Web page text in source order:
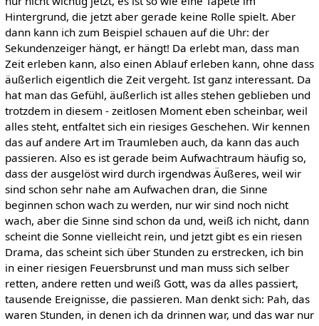
Hintergrund, die jetzt aber gerade keine Rolle spielt. Aber
dann kann ich zum Beispiel schauen auf die Uhr: der
Sekundenzeiger hängt, er hängt! Da erlebt man, dass man
Zeit erleben kann, also einen Ablauf erleben kann, ohne dass
äußerlich eigentlich die Zeit vergeht. Ist ganz interessant. Da
hat man das Gefühl, äußerlich ist alles stehen geblieben und
trotzdem in diesem - zeitlosen Moment eben scheinbar, weil
alles steht, entfaltet sich ein riesiges Geschehen. Wir kennen
das auf andere Art im Traumleben auch, da kann das auch
passieren. Also es ist gerade beim Aufwachtraum häufig so,
dass der ausgelöst wird durch irgendwas Äußeres, weil wir
sind schon sehr nahe am Aufwachen dran, die Sinne
beginnen schon wach zu werden, nur wir sind noch nicht
wach, aber die Sinne sind schon da und, weiß ich nicht, dann
scheint die Sonne vielleicht rein, und jetzt gibt es ein riesen
Drama, das scheint sich über Stunden zu erstrecken, ich bin
in einer riesigen Feuersbrunst und man muss sich selber
retten, andere retten und weiß Gott, was da alles passiert,
tausende Ereignisse, die passieren. Man denkt sich: Pah, das
waren Stunden, in denen ich da drinnen war, und das war nur